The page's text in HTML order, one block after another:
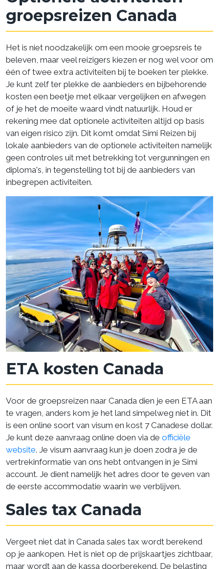
groepsreizen Canada
Het is niet noodzakelijk om een mooie groepsreis te
beleven, maar veel reizigers kiezen er nog wel voor om
één of twee extra activiteiten bij te boeken ter plekke.
Je kunt zelf ter plekke de aanbieders en bijbehorende
kosten een beetje met elkaar vergelijken en afwegen
of je het de moeite waard vindt natuurlijk. Houd er
rekening mee dat optionele activiteiten altijd op basis
van eigen risico zijn. Dit komt omdat Simi Reizen bij
lokale aanbieders van de optionele activiteiten namelijk
geen controles uit met betrekking tot vergunningen en
diploma's, in tegenstelling tot bij de aanbieders van
inbegrepen activiteiten.
ETA kosten Canada
Voor de groepsreizen naar Canada dien je een ETA aan
te vragen, anders kom je het land simpelweg niet in. Dit
is een online soort van visum en kost 7 Canadese dollar.
Je kunt deze aanvraag online doen via de officiële
website. Je visum aanvraag kun je doen zodra je de
vertrekinformatie van ons hebt ontvangen in je Simi
account. Je dient namelijk het adres door te geven van
de eerste accommodatie waarin we verblijven.
Sales tax Canada
Vergeet niet dat in Canada sales tax wordt berekend
op je aankopen. Het is niet op de prijskaartjes zichtbaar,
maar wordt aan de kassa doorberekend. De belasting